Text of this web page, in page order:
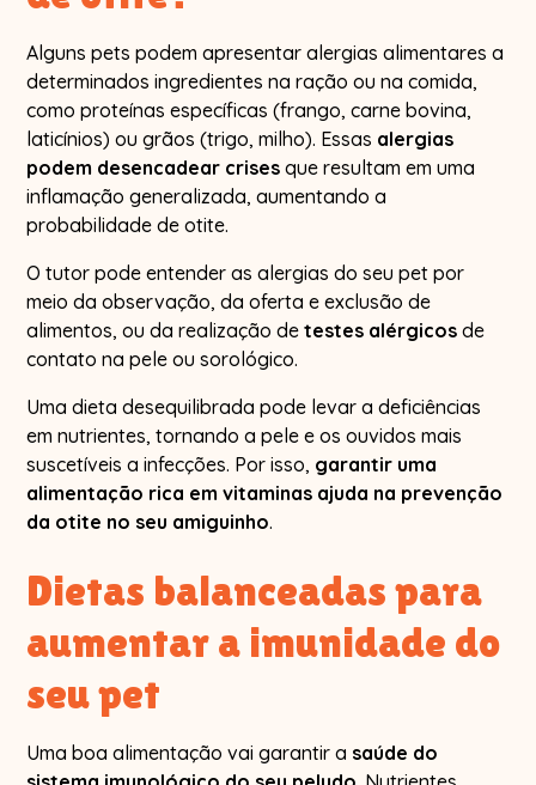
Alguns pets podem apresentar alergias alimentares a
determinados ingredientes na ração ou na comida,
como proteínas específicas (frango, carne bovina,
laticínios) ou grãos (trigo, milho). Essas alergias
podem desencadear crises que resultam em uma
inflamação generalizada, aumentando a
probabilidade de otite.
O tutor pode entender as alergias do seu pet por
meio da observação, da oferta e exclusão de
alimentos, ou da realização detestes alérgicos de
contato na pele ou sorológico.
Uma dieta desequilibrada pode levar a deficiências
em nutrientes, tornando a pele e os ouvidos mais
suscetíveis a infecções. Por isso, garantir uma
alimentação rica em vitaminas ajuda na prevenção
da otite no seu amiguinho.
Dietas balanceadas para
aumentar a imunidade do
seu pet
Uma boa alimentação vai garantir a saúde do